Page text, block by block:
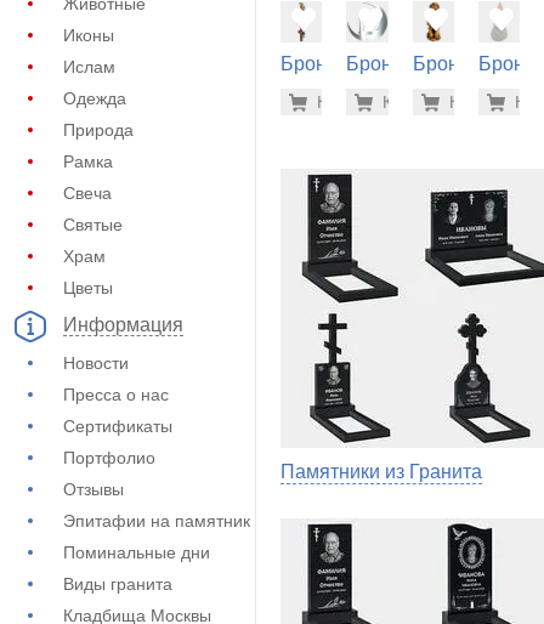
Иконы
Ислам
Одежда
Природа
Рамка
Свеча
Святые
Храм
Цветы
Информация
Новости
Пресса о нас
Сертификаты
Портфолио
Отзывы
Эпитафии на памятник
Поминальные дни
Виды гранита
Кладбища Москвы
Бронза
памятник
-7% 9.000
Купить
Бронза
памятник
-7%
Купить
Бронза
памятник
-
Купить
Бронза
Памятники из Гранита